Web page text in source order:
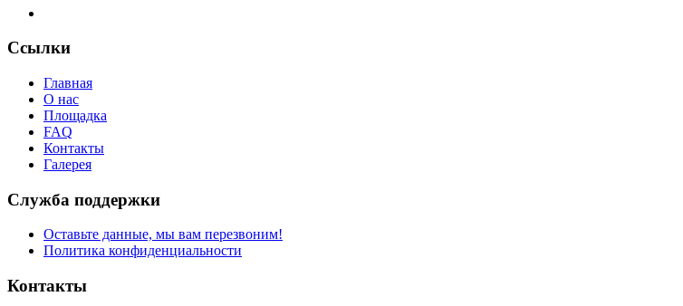
Ссылки
Главная
О нас
Площадка
FAQ
Контакты
Галерея
Служба поддержки
Оставьте данные, мы вам перезвоним!
Политика конфиденциальности
Контакты